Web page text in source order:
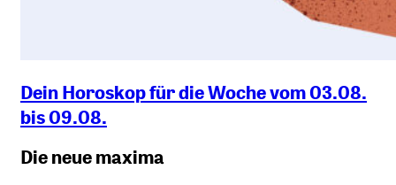
Dein Horoskop für die Woche vom 03.08.
bis 09.08.
Die neue maxima